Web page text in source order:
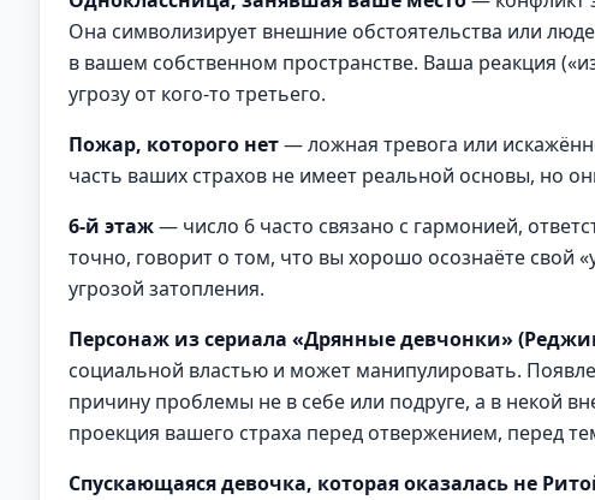
Она символизирует внешние обстоятельства или
в вашем собственном пространстве. Ваша реакция
угрозу от кого-то третьего.
Пожар, которого нет— ложная тревога или
часть ваших страхов не имеет реальной основы, но
6-й этаж— число 6 часто связано с гармонией,
точно, говорит о том, что вы хорошо осознаёте свой
угрозой затопления.
Персонаж из сериала «Дрянные девчонки»
социальной властью и может манипулировать.
причину проблемы не в себе или подруге, а в некой
проекция вашего страха перед отвержением, перед
Спускающаяся девочка, которая оказалась не